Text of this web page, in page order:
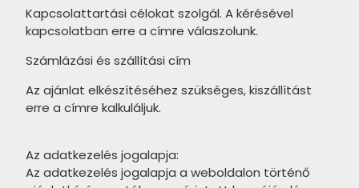
PARADYZ Silence termékcsalád
PARADYZ Elegant Surface
PARADYZ Shiny Lines termékcsalád
PARADYZ Mandala termékcsalád
MAINZU Land Anthology
termékcsalád
MAINZU Nostalgy termékcsalád
MAINZU Versailles termékcsalád
MAINZU Fired termékcsalád
MAINZU Soft termékcsalád
MAINZU Aterra termékcsalád
Kapcsolattartási célokat szolgál. A kérésével
kapcsolatban erre a címre válaszolunk.
Számlázási és szállítási cím
Az ajánlat elkészítéséhez szükséges, kiszállítást
erre a címre kalkuláljuk.
Az adatkezelés jogalapja:
Az adatkezelés jogalapja a weboldalon történő